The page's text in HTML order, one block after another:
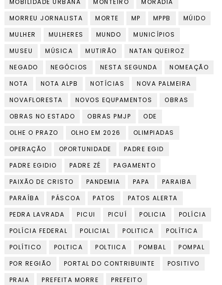
MOBILIDADE URBANA
MONTEIRO
MORADIA
MORREU JORNALISTA
MORTE MP MPPB
MÚIDO
MULHER
MULHERES MUNDO
MUNICÍPIOS
MUSEU
MÚSICA MUTIRÃO
NATAN QUEIROZ
NEGADO
NEGÓCIOS NESTA SEGUNDA
NOMEAÇÃO
NOTA
NOTA ALPB NOTÍCIAS
NOVA PALMEIRA
NOVAFLORESTA
NOVOS EQUPAMENTOS
OBRAS
OBRAS NO ESTADO
OBRAS PMJP
ODE
OLHE O PRAZO
OLHO EM 2026
OLIMPIADAS
OPERAÇÃO
OPORTUNIDADE
PADRE EGID
PADRE EGIDIO
PADRE ZÉ
PAGAMENTO
PAIXÃO DE CRISTO
PANDEMIA PAPA
PARAIBA
PARAÍBA
PÁSCOA PATOS
PATOS ALERTA
PEDRA LAVRADA
PICUI PICUÍ POLICIA
POLÍCIA
POLÍCIA FEDERAL
POLICIAL POLITICA
POLÍTICA
POLÍTICO
POLTICA POLTIICA POMBAL
POMPAL
POR REGIÃO
PORTAL DO CONTRIBUINTE
POSITIVO
PRAIA
PREFEITA MORRE
PREFEITO